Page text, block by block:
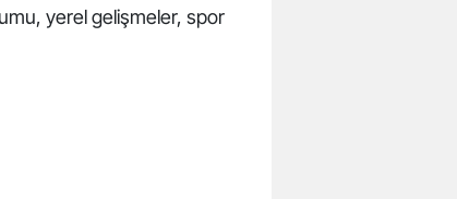
yerel gelişmeler, spor